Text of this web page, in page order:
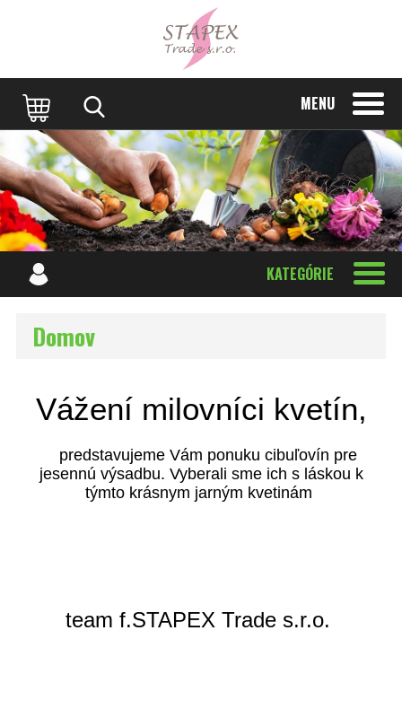
MENU
KATEGÓRIE
Domov
Vážení milovníci kvetín,
predstavujeme Vám ponuku cibuľovín pre
jesennú výsadbu. Vyberali sme ich s láskou k
týmto krásnym jarným kvetinám
team f.STAPEX Trade s.r.o.